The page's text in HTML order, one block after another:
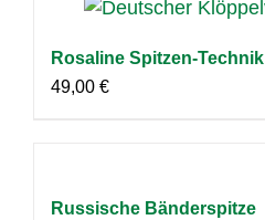
Rosaline Spitzen-Technik
49,00 €
Russische Bänderspitze